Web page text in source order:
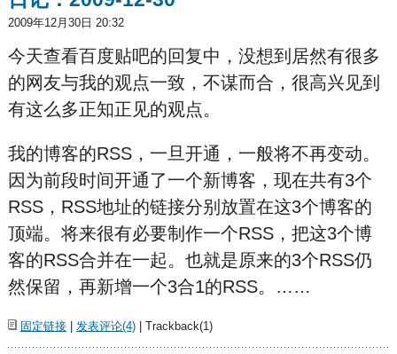
2009年12月30日 20:32
今天查看百度贴吧的回复中，没想到居然有很多
的网友与我的观点一致，不谋而合，很高兴见到
有这么多正知正见的观点。
我的博客的RSS，一旦开通，一般将不再变动。
因为前段时间开通了一个新博客，现在共有3个
RSS，RSS地址的链接分别放置在这3个博客的
顶端。将来很有必要制作一个RSS，把这3个博
客的RSS合并在一起。也就是原来的3个RSS仍
然保留，再新增一个3合1的RSS。……
固定链接| 发表评论(4)| Trackback(1)